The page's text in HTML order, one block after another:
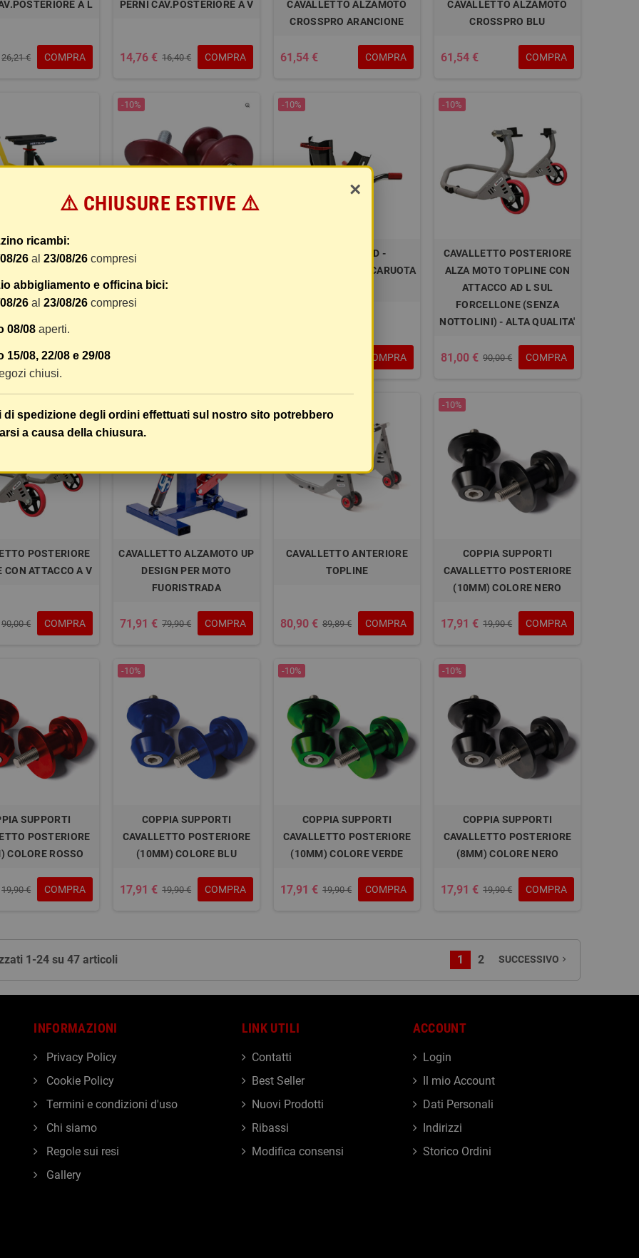
A L
26,21 € COMPRA
PERNI CAV.POSTERIORE A V
14,76 € 16,40 € COMPRA
CAVALLETTO ALZAMOTO
CROSSPRO ARANCIONE
61,54 € COMPRA
CAVALLETTO ALZAMOTO
CROSSPRO BLU
61,54 € COMPRA
ALZAMOTO
DETTAGLI
-10%
ATTACCHI FORCEL.RACING
-10%
STEADYSTAND -
CAVALLETTO BLOCCARUOTA
COMPRA
-10%
CAVALLETTO POSTERIORE
ALZA MOTO TOPLINE CON
ATTACCO AD L SUL
FORCELLONE (SENZA
NOTTOLINI) - ALTA QUALITA'
81,00 € 90,00 € COMPRA
POSTERIORE
CON ATTACCO A V
90,00 € COMPRA
CAVALLETTO ALZAMOTO UP
DESIGN PER MOTO
FUORISTRADA
71,91 € 79,90 € COMPRA
CAVALLETTO ANTERIORE
TOPLINE
80,90 € 89,89 € COMPRA
-10%
COPPIA SUPPORTI
CAVALLETTO POSTERIORE
(10MM) COLORE NERO
17,91 € 19,90 € COMPRA
SUPPORTI
POSTERIORE
COLORE ROSSO
19,90 € COMPRA
-10%
COPPIA SUPPORTI
CAVALLETTO POSTERIORE
(10MM) COLORE BLU
17,91 € 19,90 € COMPRA
-10%
COPPIA SUPPORTI
CAVALLETTO POSTERIORE
(10MM) COLORE VERDE
17,91 € 19,90 € COMPRA
-10%
COPPIA SUPPORTI
CAVALLETTO POSTERIORE
(8MM) COLORE NERO
17,91 € 19,90 € COMPRA
1-24 su 47 articoli 1 2 SUCCESSIVO navigate_next
×
⚠️ CHIUSURE ESTIVE ⚠️
ricambi:
26 al 23/08/26 compresi
abbigliamento e officina bici:
26 al 23/08/26 compresi
08/08 aperti.
15/08, 22/08 e 29/08
chiusi.
di spedizione degli ordini effettuati sul nostro sito potrebbero
a causa della chiusura.
LINK UTILI
Contatti
Best Seller
Nuovi Prodotti
Ribassi
Modifica consensi
ACCOUNT
Login
Il mio Account
Dati Personali
Indirizzi
Storico Ordini
INFORMAZIONI
Privacy Policy
Cookie Policy
Termini e condizioni d'uso
Chi siamo
Regole sui resi
Gallery